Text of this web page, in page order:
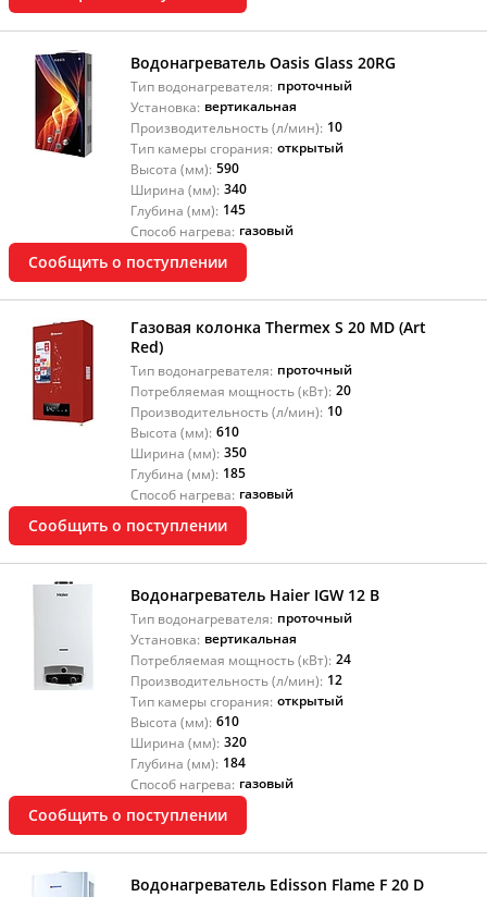
Водонагреватель Oasis Glass 20RG
Тип водонагревателя: проточный
Установка: вертикальная
Производительность (л/мин): 10
Тип камеры сгорания: открытый
Высота (мм): 590
Ширина (мм): 340
Глубина (мм): 145
Способ нагрева: газовый
Сообщить о поступлении
Газовая колонка Thermex S 20 MD (Art
Red)
Тип водонагревателя: проточный
Потребляемая мощность (кВт): 20
Производительность (л/мин): 10
Высота (мм): 610
Ширина (мм): 350
Глубина (мм): 185
Способ нагрева: газовый
Сообщить о поступлении
Водонагреватель Haier IGW 12 B
Тип водонагревателя: проточный
Установка: вертикальная
Потребляемая мощность (кВт): 24
Производительность (л/мин): 12
Тип камеры сгорания: открытый
Высота (мм): 610
Ширина (мм): 320
Глубина (мм): 184
Способ нагрева: газовый
Сообщить о поступлении
Водонагреватель Edisson Flame F 20 D